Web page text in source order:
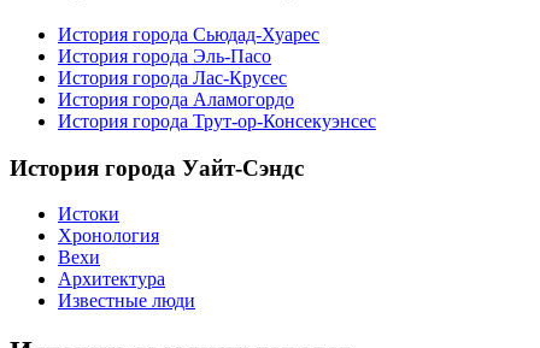
История города Сьюдад-Хуарес
История города Эль-Пасо
История города Лас-Крусес
История города Аламогордо
История города Трут-ор-Консекуэнсес
История города Уайт-Сэндс
Истоки
Хронология
Вехи
Архитектура
Известные люди